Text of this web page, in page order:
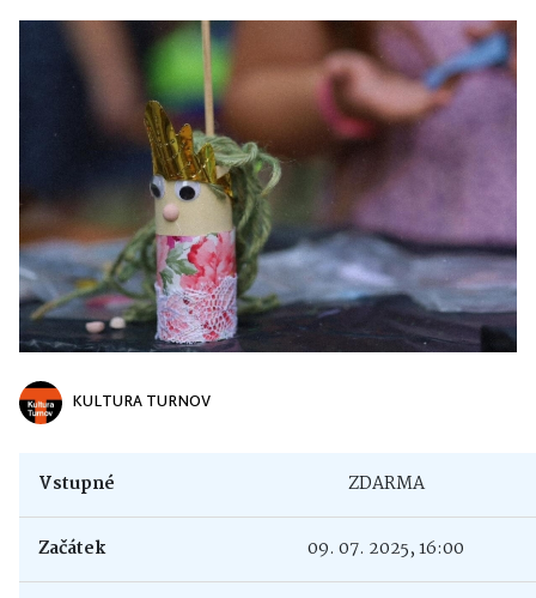
KULTURA TURNOV
Vstupné ZDARMA
Začátek 09. 07. 2025, 16:00